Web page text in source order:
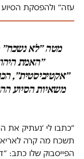
עזה״ ולהפסקת הסיוע
מטה ״לא נשכח״
״האמת
״אקטיביסטית״,
משאיות הסיוע
״כתבו לי ׳נעתיק את
תשכח מה קרה
הפייסבוק שלו כתב: